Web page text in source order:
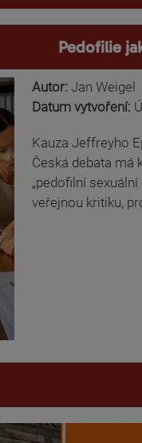
Pedofilie
Autor: Jan Weigel
Datum vytvoření:
Kauza Jeffreyho
Česká debata má
„pedofilní
veřejnou kritiku,